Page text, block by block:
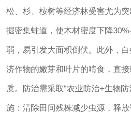
松、杉、桉树等经济林受害尤为
掘密集蛀道，使木材密度下降
弱，易引发大面积倒伏。此外，
济作物的嫩芽和叶片的啃食，直
质。防治需采取“农业防治+生物
施：清除田间残株减少虫源，释